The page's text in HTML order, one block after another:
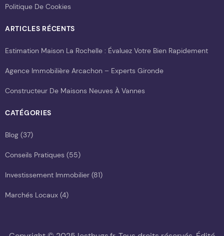
Politique De Cookies
ARTICLES RÉCENTS
Estimation Maison La Rochelle : Évaluez Votre Bien Rapidement
Agence Immobilière Arcachon – Experts Gironde
Constructeur De Maisons Neuves À Vannes
CATÉGORIES
Blog (37)
Conseils Pratiques (55)
Investissement Immobilier (81)
Marchés Locaux (4)